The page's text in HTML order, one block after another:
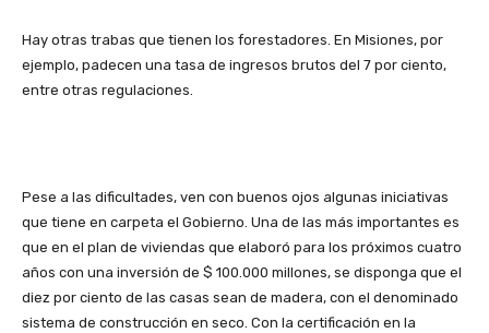
Hay otras trabas que tienen los forestadores. En Misiones, por
ejemplo, padecen una tasa de ingresos brutos del 7 por ciento,
entre otras regulaciones.
Pese a las dificultades, ven con buenos ojos algunas iniciativas
que tiene en carpeta el Gobierno. Una de las más importantes es
que en el plan de viviendas que elaboró para los próximos cuatro
años con una inversión de $ 100.000 millones, se disponga que el
diez por ciento de las casas sean de madera, con el denominado
sistema de construcción en seco. Con la certificación en la